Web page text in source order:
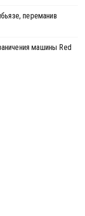
переманив
машины Red